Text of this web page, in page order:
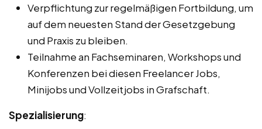
Verpflichtung zur regelmäßigen Fortbildung, um
auf dem neuesten Stand der Gesetzgebung
und Praxis zu bleiben.
Teilnahme an Fachseminaren, Workshops und
Konferenzen bei diesen Freelancer Jobs,
Minijobs und Vollzeitjobs in Grafschaft.
Spezialisierung: